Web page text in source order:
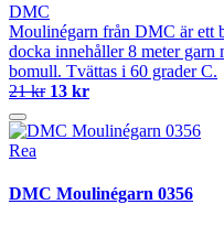
DMC
Moulinégarn från DMC är ett
docka innehåller 8 meter garn
bomull. Tvättas i 60 grader C.
21 kr 13 kr
Rea
DMC Moulinégarn 0356